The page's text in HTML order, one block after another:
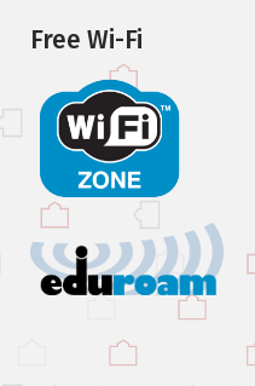
Free Wi-Fi